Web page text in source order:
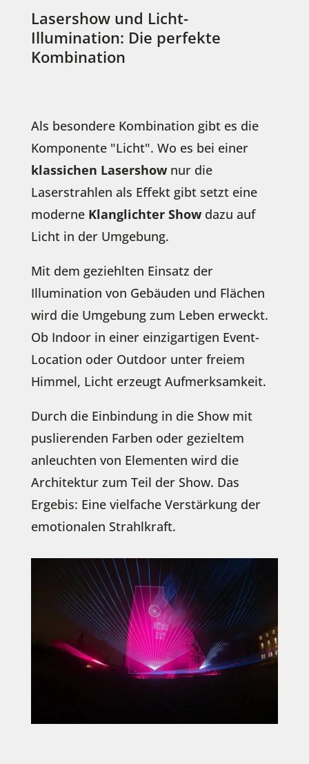
Lasershow und Licht-
Illumination: Die perfekte
Kombination
Als besondere Kombination gibt es die
Komponente "Licht". Wo es bei einer
klassichen Lasershownur die
Laserstrahlen als Effekt gibt setzt eine
moderne Klanglichter Showdazu auf
Licht in der Umgebung.
Mit dem geziehlten Einsatz der
Illumination von Gebäuden und Flächen
wird die Umgebung zum Leben erweckt.
Ob Indoor in einer einzigartigen Event-
Location oder Outdoor unter freiem
Himmel, Licht erzeugt Aufmerksamkeit.
Durch die Einbindung in die Show mit
puslierenden Farben oder gezieltem
anleuchten von Elementen wird die
Architektur zum Teil der Show. Das
Ergebis: Eine vielfache Verstärkung der
emotionalen Strahlkraft.